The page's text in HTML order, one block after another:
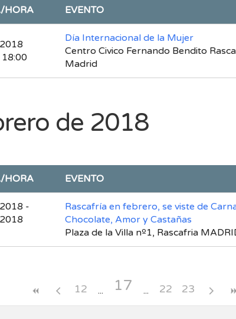
HORA EVENTO
Día Internacional de la Mujer
Centro Civico Fernando Bendito
Madrid
de 2018
HORA EVENTO
-
Rascafría en febrero, se viste de
Chocolate, Amor y Castañas
Plaza de la Villa nº1, Rascafria
12 17 22 23